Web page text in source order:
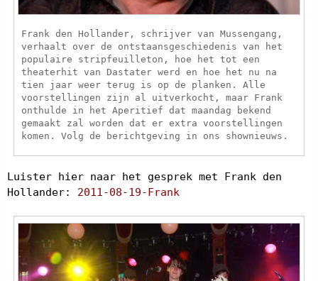
Frank den Hollander, schrijver van Mussengang,
verhaalt over de ontstaansgeschiedenis van het
populaire stripfeuilleton, hoe het tot een
theaterhit van Dastater werd en hoe het nu na
tien jaar weer terug is op de planken. Alle
voorstellingen zijn al uitverkocht, maar Frank
onthulde in het Aperitief dat maandag bekend
gemaakt zal worden dat er extra voorstellingen
komen. Volg de berichtgeving in ons shownieuws.
Luister hier naar het gesprek met Frank den
Hollander: 2011-08-19-Frank